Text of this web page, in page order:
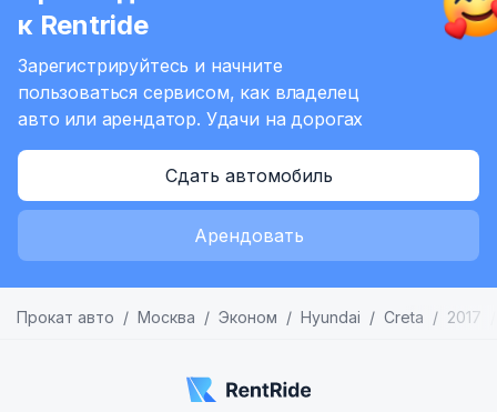
к Rentride
Зарегистрируйтесь и начните
пользоваться сервисом, как владелец
авто или арендатор. Удачи на дорогах
Сдать автомобиль
Арендовать
Прокат авто Москва Эконом Hyundai Creta 2017